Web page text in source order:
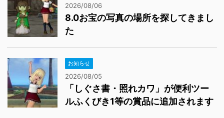
2026/08/06
8.0お宝の写真の場所を探してきまし
た
お知らせ
2026/08/05
「しぐさ書・照れカワ」が便利ツー
ルふくびき1等の賞品に追加されます